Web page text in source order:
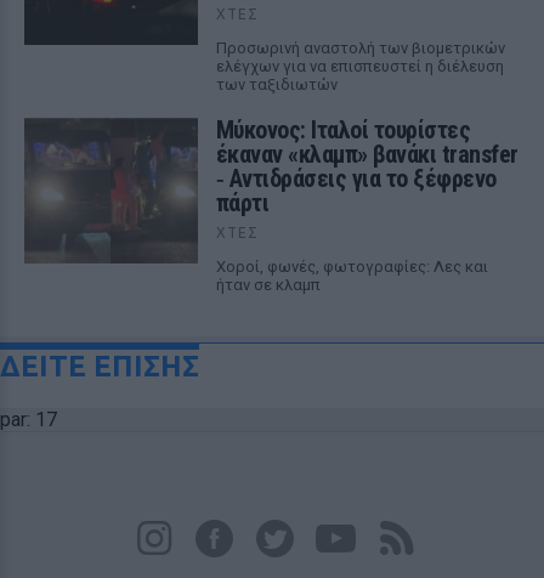
ΧΤΕΣ
Προσωρινή αναστολή των βιομετρικών
ελέγχων για να επισπευστεί η διέλευση
των ταξιδιωτών
Μύκονος: Ιταλοί τουρίστες
έκαναν «κλαμπ» βανάκι transfer
‑ Αντιδράσεις για το ξέφρενο
πάρτι
ΧΤΕΣ
Χοροί, φωνές, φωτογραφίες: Λες και
ήταν σε κλαμπ
ΔΕΙΤΕ ΕΠΙΣΗΣ
par: 17